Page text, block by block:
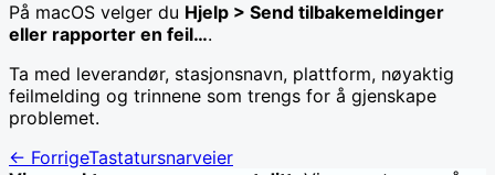
På macOS velger du Hjelp > Send tilbakemeldinger
eller rapporter en feil….
Ta med leverandør, stasjonsnavn, plattform, nøyaktig
feilmelding og trinnene som trengs for å gjenskape
problemet.
← ForrigeTastatursnarveier